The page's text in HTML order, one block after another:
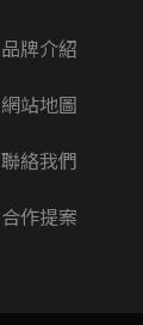
品牌介紹
網站地圖
聯絡我們
合作提案